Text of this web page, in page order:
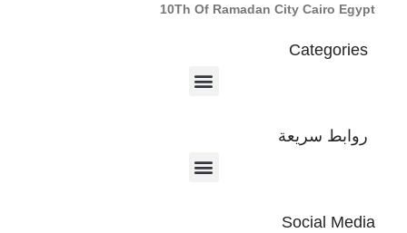
10Th Of Ramadan City Cairo Egypt
Categories
روابط سريعة
Social Media